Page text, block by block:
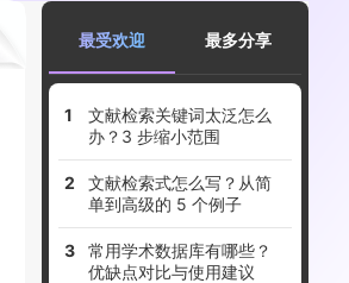
最受欢迎 最多分享
文献检索关键词太泛怎么
办？3 步缩小范围
文献检索式怎么写？从简
单到高级的 5 个例子
常用学术数据库有哪些？
优缺点对比与使用建议